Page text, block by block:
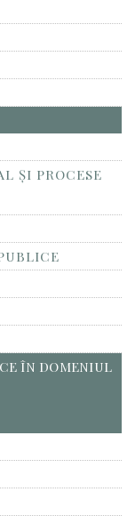
ȘI PROCESE
ÎN DOMENIUL